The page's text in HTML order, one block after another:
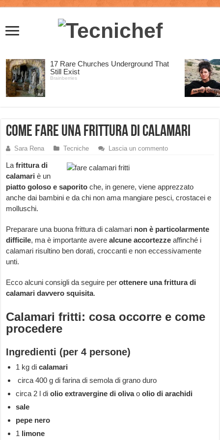
Come fare una frittura di calamari
Sara Rena Tecniche Lascia un commento
La frittura di
calamari è un
piatto goloso e saporito che, in genere, viene apprezzato
anche dai bambini e da chi non ama mangiare pesci, crostacei e
molluschi.
Preparare una buona frittura di calamari non è particolarmente
difficile, ma è importante avere alcune accortezze affinché i
calamari risultino ben dorati, croccanti e non eccessivamente
unti.
Ecco alcuni consigli da seguire perottenere una frittura di
calamari davvero squisita.
Calamari fritti: cosa occorre e come
procedere
Ingredienti (per 4 persone)
1 kg dicalamari
circa 400 g di farina di semola di grano duro
circa 2 l di olio extravergine di olivaoolio di arachidi
sale
pepe nero
1 limone